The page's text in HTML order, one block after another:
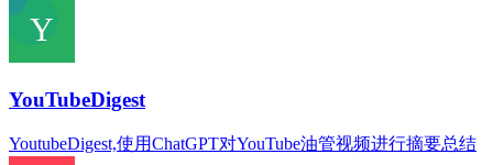
YouTubeDigest
YoutubeDigest,使用ChatGPT对YouTube油管视频进行摘要总结